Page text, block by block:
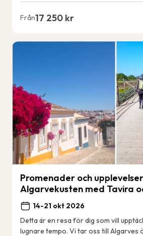
Från17 250 kr
Promenader och
Algarvekusten med Tavira
Gordo.14-21 okt 2026
Detta är en resa för dig som vill
lugnare tempo. Vi tar oss till Algarves